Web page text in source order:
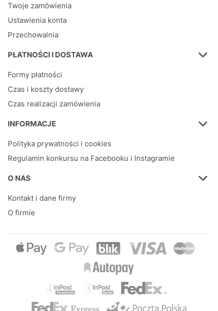
Twoje zamówienia
Ustawienia konta
Przechowalnia
PŁATNOŚCI I DOSTAWA
Formy płatności
Czas i koszty dostawy
Czas realizacji zamówienia
INFORMACJE
Polityka prywatności i cookies
Regulamin konkursu na Facebooku i Instagramie
O NAS
Kontakt i dane firmy
O firmie